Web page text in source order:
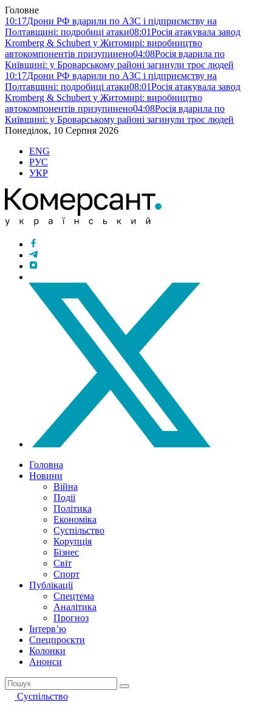
Головне
10:17Дрони РФ вдарили по АЗС і підприємству на
Полтавщині: подробиці атаки08:01Росія атакувала завод
Kromberg & Schubert у Житомирі: виробництво
автокомпонентів призупинено04:08Росія вдарила по
Київщині: у Броварському районі загинули троє людей
10:17Дрони РФ вдарили по АЗС і підприємству на
Полтавщині: подробиці атаки08:01Росія атакувала завод
Kromberg & Schubert у Житомирі: виробництво
автокомпонентів призупинено04:08Росія вдарила по
Київщині: у Броварському районі загинули троє людей
Понеділок, 10 Серпня 2026
ENG
РУС
УКР
Головна
Новини
Війна
Події
Політика
Економіка
Суспільство
Корупція
Бізнес
Світ
Спорт
Публікації
Спецтема
Аналітика
Прогноз
Інтерв’ю
Спецпроєкти
Колонки
Анонси
Суспільство